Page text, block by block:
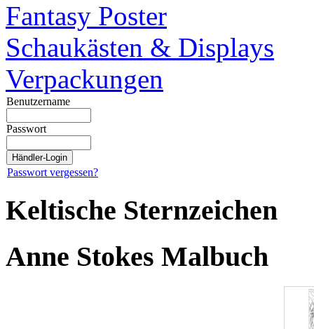
Fantasy Poster
Schaukästen & Displays
Verpackungen
Benutzername
Passwort
Passwort vergessen?
Keltische Sternzeichen
Anne Stokes Malbuch